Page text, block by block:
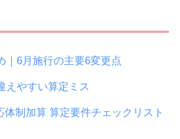
｜6月施行の主要6変更点
えやすい算定ミス
制加算 算定要件チェックリスト